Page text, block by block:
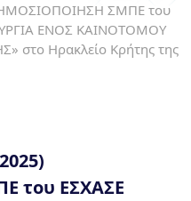
ΣΜΠΕ του
ΕΝΟΣ ΚΑΙΝΟΤΟΜΟΥ
στο Ηρακλείο Κρήτης της
του ΕΣΧΑΣΕ